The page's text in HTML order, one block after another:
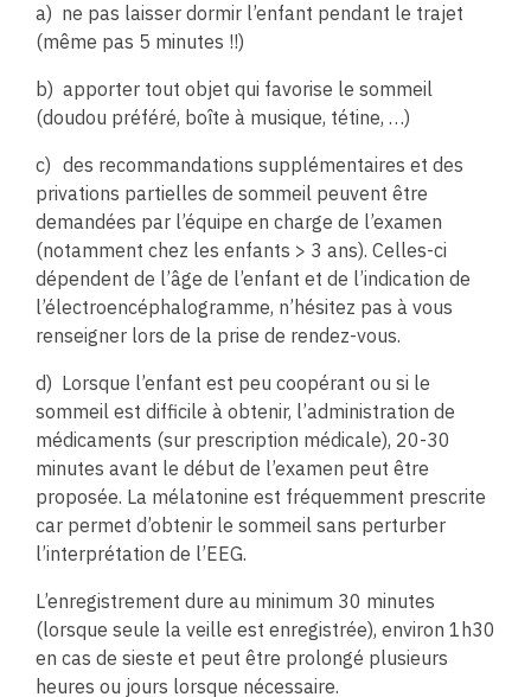
a) ne pas laisser dormir l’enfant pendant le trajet
(même pas 5 minutes !!)
b) apporter tout objet qui favorise le sommeil
(doudou préféré, boîte à musique, tétine, …)
c) des recommandations supplémentaires et des
privations partielles de sommeil peuvent être
demandées par l’équipe en charge de l’examen
(notamment chez les enfants > 3 ans). Celles-ci
dépendent de l’âge de l’enfant et de l’indication de
l’électroencéphalogramme, n’hésitez pas à vous
renseigner lors de la prise de rendez-vous.
d) Lorsque l’enfant est peu coopérant ou si le
sommeil est difficile à obtenir, l’administration de
médicaments (sur prescription médicale), 20-30
minutes avant le début de l’examen peut être
proposée. La mélatonine est fréquemment prescrite
car permet d’obtenir le sommeil sans perturber
l’interprétation de l’EEG.
L’enregistrement dure au minimum 30 minutes
(lorsque seule la veille est enregistrée), environ 1h30
en cas de sieste et peut être prolongé plusieurs
heures ou jours lorsque nécessaire.